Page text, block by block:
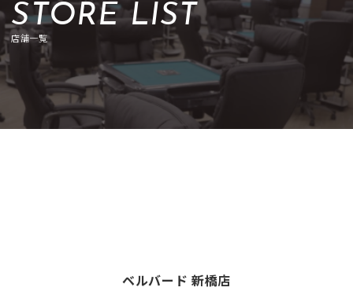
STORE LIST
店舗一覧
ベルバード 新橋店